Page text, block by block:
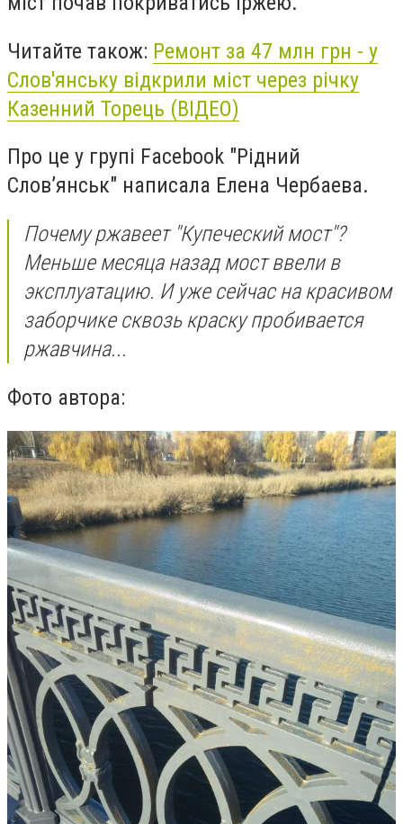
Читайте також: Ремонт за 47 млн грн - у
Слов'янську відкрили міст через річку
Казенний Торець (ВІДЕО)
Про це у групі Facebook "Рідний
Слов’янськ" написала Елена Чербаева.
Почему ржавеет "Купеческий мост"?
Меньше месяца назад мост ввели в
эксплуатацию. И уже сейчас на красивом
заборчике сквозь краску пробивается
ржавчина...
Фото автора: